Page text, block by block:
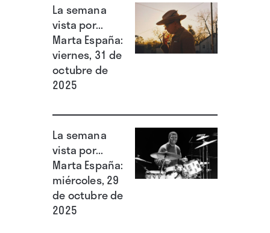
La semana
vista por...
Marta España:
viernes, 31 de
octubre de
2025
La semana
vista por...
Marta España:
miércoles, 29
de octubre de
2025